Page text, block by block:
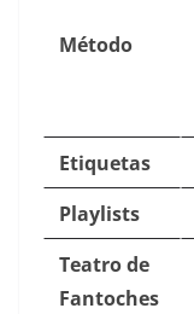
Método
Etiquetas
Playlists
Teatro de
Fantoches